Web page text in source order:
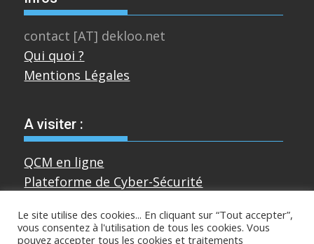
contact [AT] dekloo.net
Qui quoi ?
Mentions Légales
A visiter :
QCM en ligne
Plateforme de Cyber-Sécurité
Divers
Le site utilise des cookies... En cliquant sur “Tout accepter”,
vous consentez à l'utilisation de tous les cookies. Vous
pouvez accepter tous les cookies et traitements